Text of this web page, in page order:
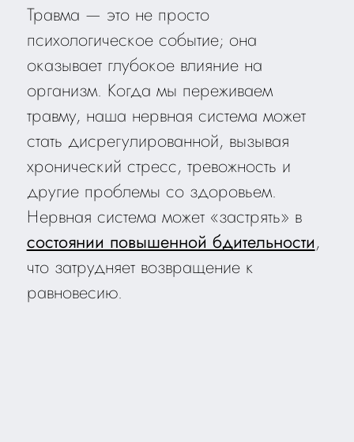
Травма — это не просто
психологическое событие; она
оказывает глубокое влияние на
организм. Когда мы переживаем
травму, наша нервная система может
стать дисрегулированной, вызывая
хронический стресс, тревожность и
другие проблемы со здоровьем.
Нервная система может «застрять» в
состоянии повышенной бдительности,
что затрудняет возвращение к
равновесию.